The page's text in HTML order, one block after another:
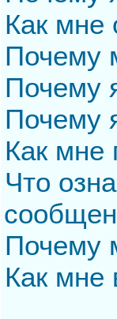
Как мне
Почему
Почему
Почему
Как мне
Что
Почему
Как мне